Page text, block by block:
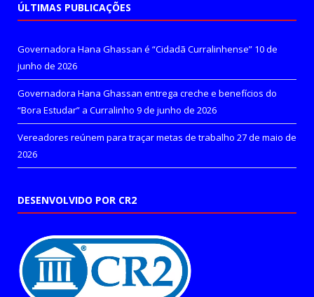
ÚLTIMAS PUBLICAÇÕES
Governadora Hana Ghassan é “Cidadã Curralinhense” 10 de
junho de 2026
Governadora Hana Ghassan entrega creche e benefícios do
“Bora Estudar” a Curralinho 9 de junho de 2026
Vereadores reúnem para traçar metas de trabalho 27 de maio de
2026
DESENVOLVIDO POR CR2